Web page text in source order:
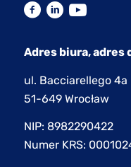
Adres biura, adres
ul. Bacciarellego 4a
51-649 Wrocław
NIP: 8982290422
Numer KRS: